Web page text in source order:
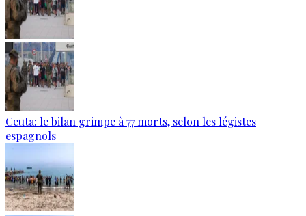
Ceuta: le bilan grimpe à 77 morts, selon les légistes
espagnols